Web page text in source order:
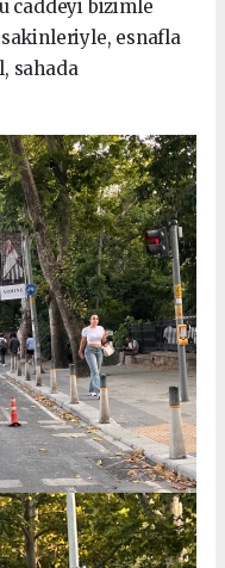
caddeyi bizimle
esnafla
sahada